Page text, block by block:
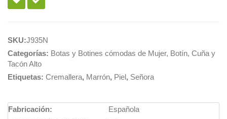
SKU:J935N
Categorías: Botas y Botines cómodas de Mujer, Botín, Cuña y
Tacón Alto
Etiquetas: Cremallera, Marrón, Piel, Señora
Fabricación:
Española